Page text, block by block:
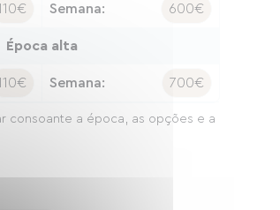
Semana: 600€
Época alta
Semana: 700€
consoante a época, as opções e a